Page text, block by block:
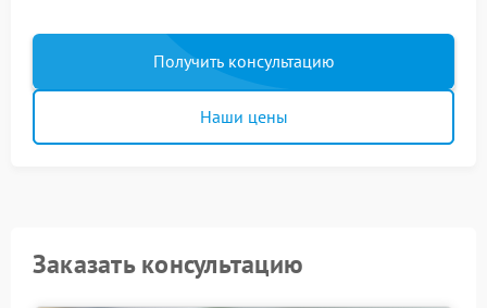
Получить консультацию
Наши цены
Заказать консультацию